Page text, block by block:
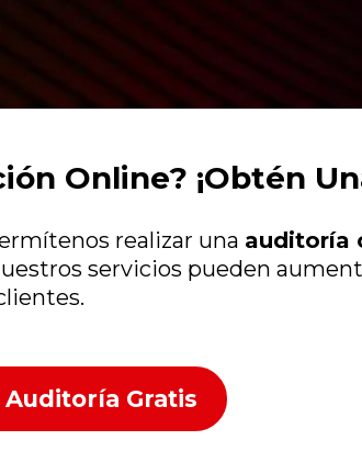
Online? ¡Obtén
realizar una auditoría
servicios pueden
Gratis